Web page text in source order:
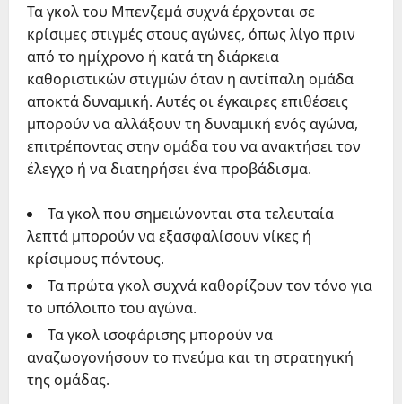
Τα γκολ του Μπενζεμά συχνά έρχονται σε
κρίσιμες στιγμές στους αγώνες, όπως λίγο πριν
από το ημίχρονο ή κατά τη διάρκεια
καθοριστικών στιγμών όταν η αντίπαλη ομάδα
αποκτά δυναμική. Αυτές οι έγκαιρες επιθέσεις
μπορούν να αλλάξουν τη δυναμική ενός αγώνα,
επιτρέποντας στην ομάδα του να ανακτήσει τον
έλεγχο ή να διατηρήσει ένα προβάδισμα.
Τα γκολ που σημειώνονται στα τελευταία
λεπτά μπορούν να εξασφαλίσουν νίκες ή
κρίσιμους πόντους.
Τα πρώτα γκολ συχνά καθορίζουν τον τόνο για
το υπόλοιπο του αγώνα.
Τα γκολ ισοφάρισης μπορούν να
αναζωογονήσουν το πνεύμα και τη στρατηγική
της ομάδας.